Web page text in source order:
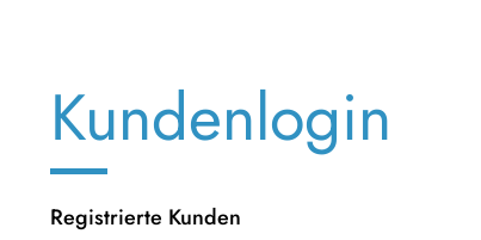
Kundenlogin
Registrierte Kunden